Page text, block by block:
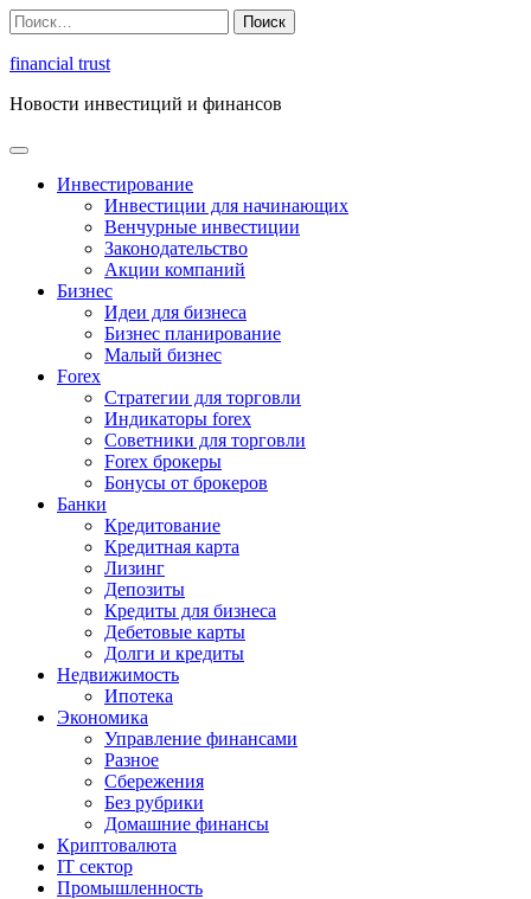
Перейти
к
содержимому
Найти:
financial trust
Новости инвестиций и финансов
Инвестирование
Инвестиции для начинающих
Венчурные инвестиции
Законодательство
Акции компаний
Бизнес
Идеи для бизнеса
Бизнес планирование
Малый бизнес
Forex
Стратегии для торговли
Индикаторы forex
Советники для торговли
Forex брокеры
Бонусы от брокеров
Банки
Кредитование
Кредитная карта
Лизинг
Депозиты
Кредиты для бизнеса
Дебетовые карты
Долги и кредиты
Недвижимость
Ипотека
Экономика
Управление финансами
Разное
Сбережения
Без рубрики
Домашние финансы
Криптовалюта
IT сектор
Промышленность